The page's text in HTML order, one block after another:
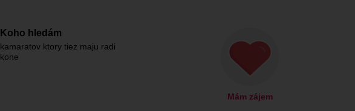
Koho hledám
kamaratov ktory tiez maju radi
kone
Mám zájem